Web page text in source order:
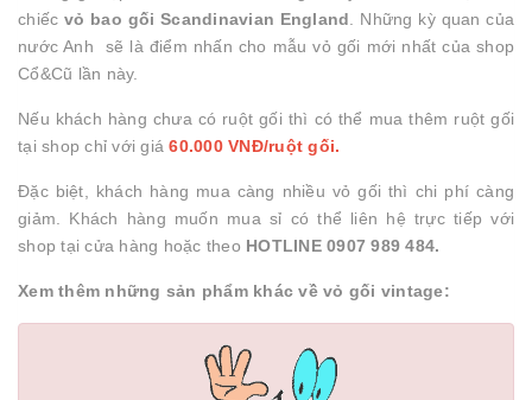
chiếc vỏ bao gối Scandinavian England . Những kỳ quan của
nước Anh sẽ là điểm nhấn cho mẫu vỏ gối mới nhất của shop
Cổ&Cũ lần này.
Nếu khách hàng chưa có ruột gối thì có thể mua thêm ruột gối
tại shop chỉ với giá60.000 VNĐ/ruột gối.
Đặc biệt, khách hàng mua càng nhiều vỏ gối thì chi phí càng
giảm. Khách hàng muốn mua sỉ có thể liên hệ trực tiếp với
shop tại cửa hàng hoặc theo HOTLINE 0907 989 484.
Xem thêm những sản phẩm khác về vỏ gối vintage: